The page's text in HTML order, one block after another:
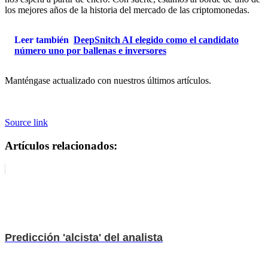
los mejores años de la historia del mercado de las criptomonedas.
Leer también DeepSnitch AI elegido como el candidato
número uno por ballenas e inversores
Manténgase actualizado con nuestros últimos artículos.
Source link
Artículos relacionados:
Predicción 'alcista' del analista